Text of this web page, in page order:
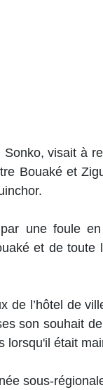
visait à
Bouaké et
une foule en
et de toute
de l’hôtel de
son souhait
lorsqu'il était
sous-